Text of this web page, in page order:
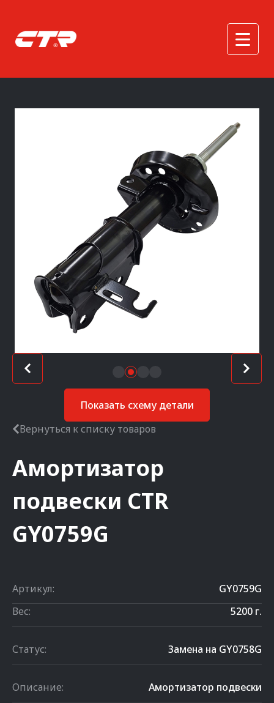
Показать схему детали
Вернуться к списку товаров
Амортизатор
подвески CTR
GY0759G
Артикул:
GY0759G
Вес:
5200 г.
Статус: Замена на GY0758G
Описание: Амортизатор подвески